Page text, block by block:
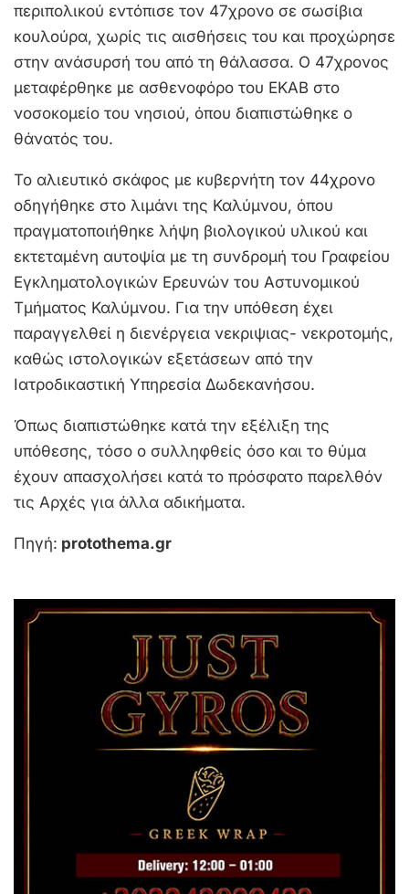
περιπολικού εντόπισε τον 47χρονο σε σωσίβια
κουλούρα, χωρίς τις αισθήσεις του και προχώρησε
στην ανάσυρσή του από τη θάλασσα. Ο 47χρονος
μεταφέρθηκε με ασθενοφόρο του ΕΚΑΒ στο
νοσοκομείο του νησιού, όπου διαπιστώθηκε ο
θάνατός του.
Το αλιευτικό σκάφος με κυβερνήτη τον 44χρονο
οδηγήθηκε στο λιμάνι της Καλύμνου, όπου
πραγματοποιήθηκε λήψη βιολογικού υλικού και
εκτεταμένη αυτοψία με τη συνδρομή του Γραφείου
Εγκληματολογικών Ερευνών του Αστυνομικού
Τμήματος Καλύμνου. Για την υπόθεση έχει
παραγγελθεί η διενέργεια νεκριψιας- νεκροτομής,
καθώς ιστολογικών εξετάσεων από την
Ιατροδικαστική Υπηρεσία Δωδεκανήσου.
Όπως διαπιστώθηκε κατά την εξέλιξη της
υπόθεσης, τόσο ο συλληφθείς όσο και το θύμα
έχουν απασχολήσει κατά το πρόσφατο παρελθόν
τις Αρχές για άλλα αδικήματα.
Πηγή: protothema.gr